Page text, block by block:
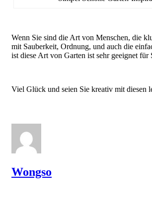
Wenn Sie sind die Art von Menschen, die
mit Sauberkeit, Ordnung, und auch die
ist diese Art von Garten ist sehr geeignet für
Viel Glück und seien Sie kreativ mit diesen
Wongso